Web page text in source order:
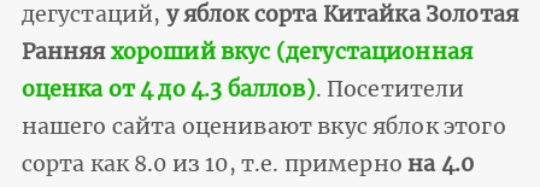
дегустаций, у яблок сорта Китайка Золотая
Ранняяхороший вкус (дегустационная
оценка от 4 до 4.3 баллов). Посетители
нашего сайта оценивают вкус яблок этого
сорта как 8.0 из 10, т.е. примерно на 4.0